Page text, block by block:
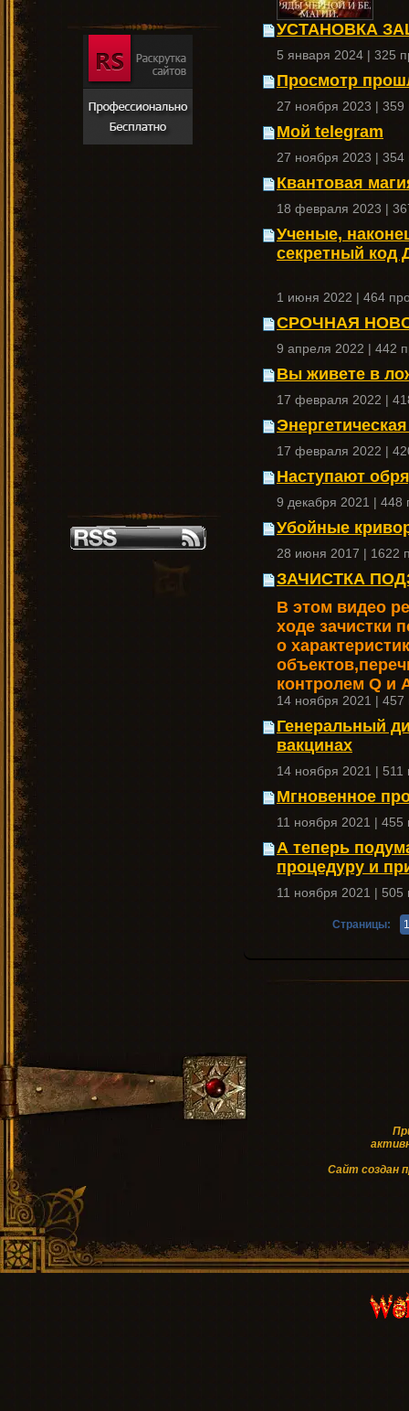
УСТАНОВКА
5 января 2024 | 325
Просмотр
27 ноября 2023 | 359
Мой telegram
27 ноября 2023 | 354
Квантовая
18 февраля 2023 |
Ученые,
секретный код
1 июня 2022 | 464
СРОЧНАЯ
9 апреля 2022 | 442
Вы живете в
17 февраля 2022 |
17 февраля 2022 |
Наступают
9 декабря 2021 | 448
Убойные
28 июня 2017 | 1622
ЗАЧИСТКА
В этом видео
ходе зачистки
о
контролем Q и
14 ноября 2021 | 457
Генеральный
вакцинах
14 ноября 2021 | 511
Мгновенное
11 ноября 2021 | 455
А теперь
процедуру и
11 ноября 2021 | 505
Страницы: 1
Cайт создан